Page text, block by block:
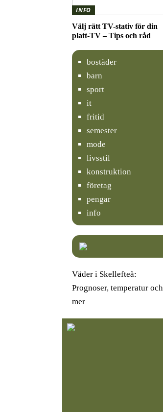
INFO
Välj rätt TV-stativ för din
platt-TV – Tips och råd
bostäder
barn
sport
it
fritid
semester
mode
livsstil
konstruktion
företag
pengar
info
Väder i Skellefteå:
Prognoser, temperatur och
mer